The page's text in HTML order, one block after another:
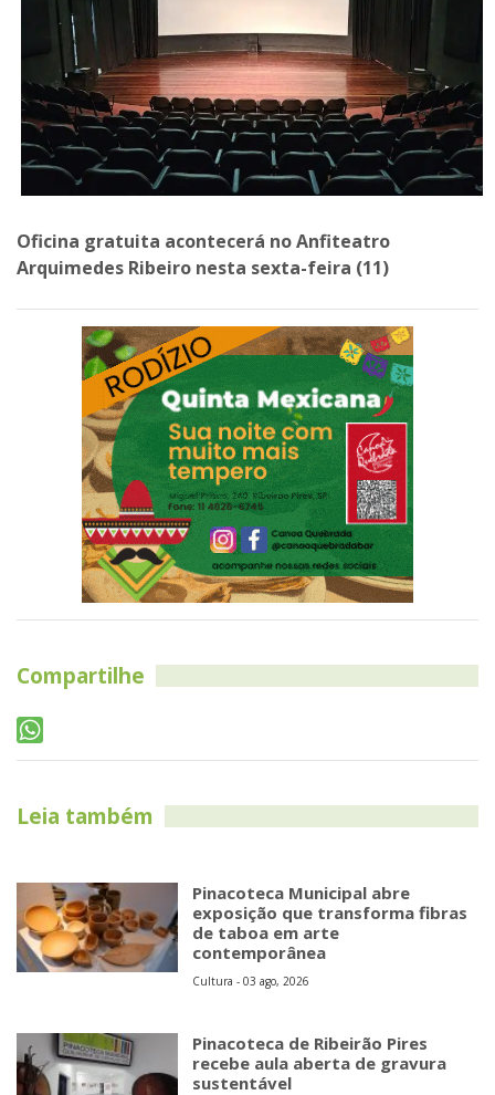
Oficina gratuita acontecerá no Anfiteatro
Arquimedes Ribeiro nesta sexta-feira (11)
Compartilhe
Leia também
Pinacoteca Municipal abre
exposição que transforma fibras
de taboa em arte
contemporânea
Cultura - 03 ago, 2026
Pinacoteca de Ribeirão Pires
recebe aula aberta de gravura
sustentável